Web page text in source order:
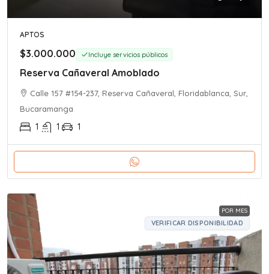
APTOS
$3.000.000 Incluye servicios públicos
Reserva Cañaveral Amoblado
Calle 157 #154-237, Reserva Cañaveral, Floridablanca, Sur,
Bucaramanga
1 1 1
POR MES
VERIFICAR DISPONIBILIDAD